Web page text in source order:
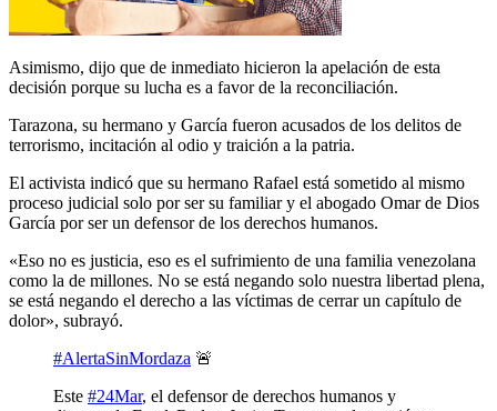
Asimismo, dijo que de inmediato hicieron la apelación de esta
decisión porque su lucha es a favor de la reconciliación.
Tarazona, su hermano y García fueron acusados de los delitos de
terrorismo, incitación al odio y traición a la patria.
El activista indicó que su hermano Rafael está sometido al mismo
proceso judicial solo por ser su familiar y el abogado Omar de Dios
García por ser un defensor de los derechos humanos.
«Eso no es justicia, eso es el sufrimiento de una familia venezolana
como la de millones. No se está negando solo nuestra libertad plena,
se está negando el derecho a las víctimas de cerrar un capítulo de
dolor», subrayó.
#AlertaSinMordaza 🚨
Este #24Mar, el defensor de derechos humanos y